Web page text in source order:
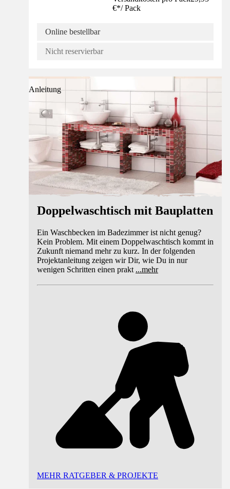
€*/ Pack
Online bestellbar
Nicht reservierbar
Anleitung
Doppelwaschtisch mit Bauplatten
Ein Waschbecken im Badezimmer ist nicht genug?
Kein Problem. Mit einem Doppelwaschtisch kommt in
Zukunft niemand mehr zu kurz. In der folgenden
Projektanleitung zeigen wir Dir, wie Du in nur
wenigen Schritten einen prakt ...mehr
MEHR RATGEBER & PROJEKTE